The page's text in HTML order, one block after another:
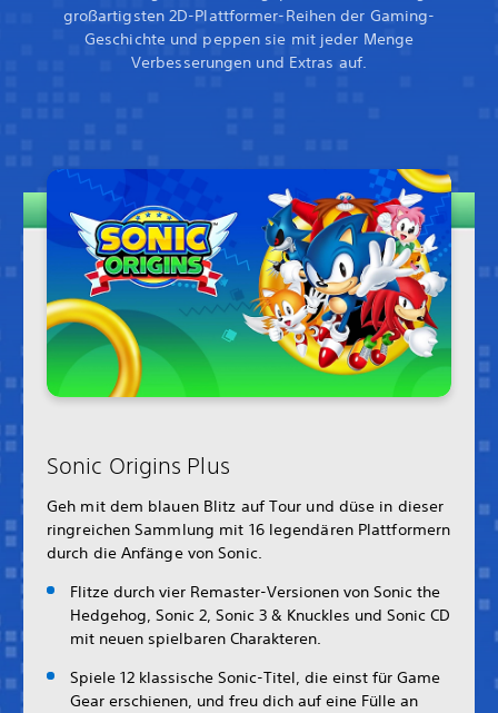
großartigsten 2D-Plattformer-Reihen der Gaming-
Geschichte und peppen sie mit jeder Menge
Verbesserungen und Extras auf.
Sonic Origins Plus
Geh mit dem blauen Blitz auf Tour und düse in dieser
ringreichen Sammlung mit 16 legendären Plattformern
durch die Anfänge von Sonic.
Flitze durch vier Remaster-Versionen von Sonic the
Hedgehog, Sonic 2, Sonic 3 & Knuckles und Sonic CD
mit neuen spielbaren Charakteren.
Spiele 12 klassische Sonic-Titel, die einst für Game
Gear erschienen, und freu dich auf eine Fülle an